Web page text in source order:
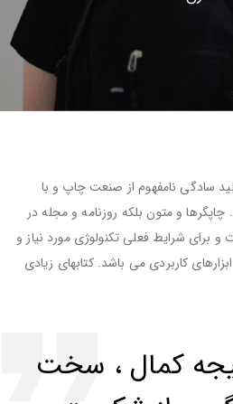
سادگی نامفهوم از صنعت چاپ و با
و متون بلکه روزنامه و مجله در
برای شرایط فعلی تکنولوژی مورد نیاز و
کاربردی می باشد. کتابهای زیادی
کمال ، سخت